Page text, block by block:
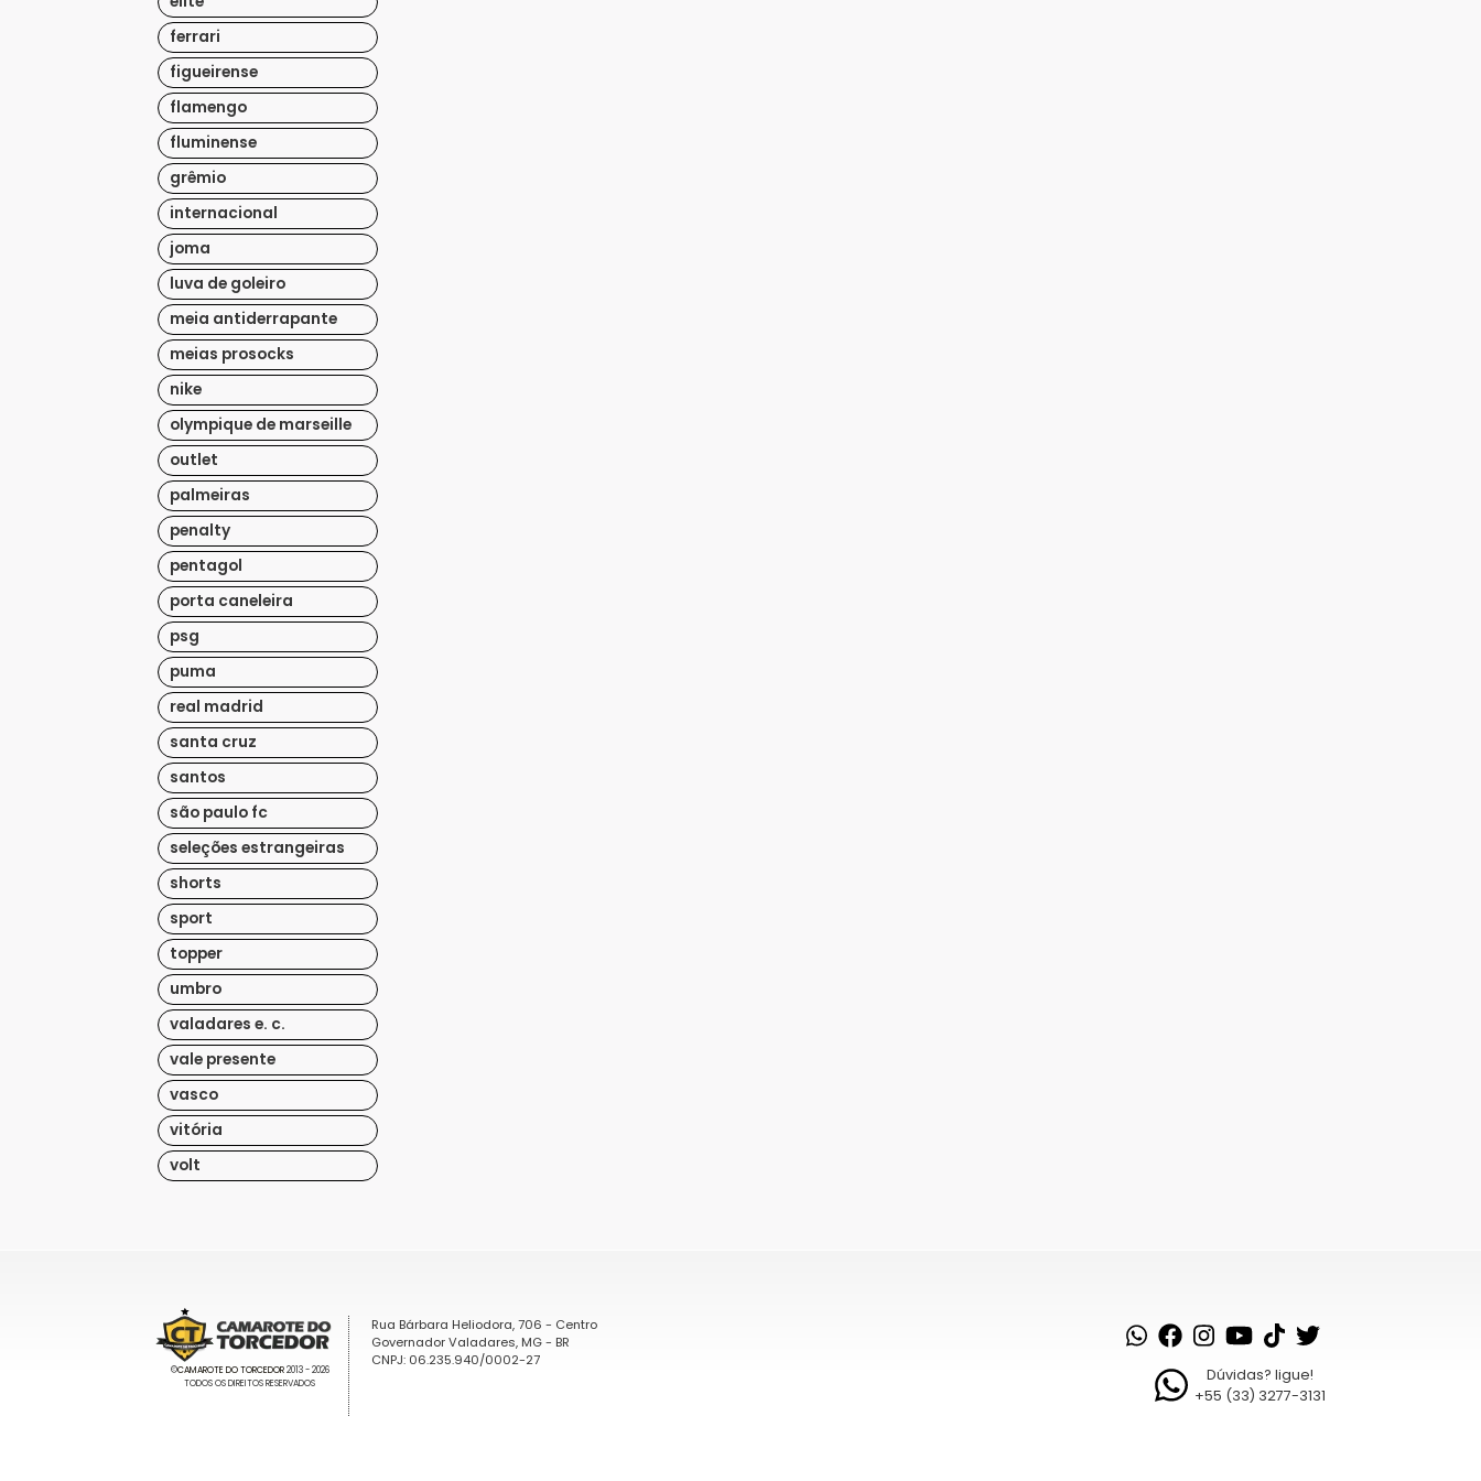
ferrari
figueirense
flamengo
fluminense
grêmio
internacional
joma
luva de goleiro
meia antiderrapante
meias prosocks
nike
olympique de marseille
outlet
palmeiras
penalty
pentagol
porta caneleira
psg
puma
real madrid
santa cruz
santos
são paulo fc
seleções estrangeiras
shorts
sport
topper
umbro
valadares e. c.
vale presente
vasco
vitória
volt
Rua Bárbara Heliodora, 706 - Centro
Governador Valadares, MG - BR
CNPJ: 06.235.940/0002-27
Dúvidas? ligue!
+55 (33) 3277-3131
©CAMAROTE DO TORCEDOR2013 - 2026
TODOS OS DIREITOS RESERVADOS